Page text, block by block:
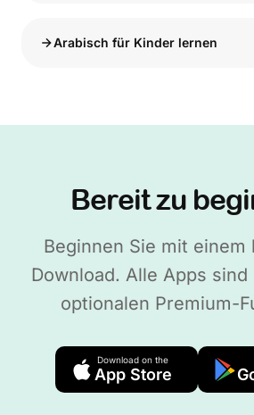
Arabisch für Kinder lernen
Bereit zu
Beginnen Sie mit einem
Download. Alle Apps
optionalen Premium-
Download on the
App Store